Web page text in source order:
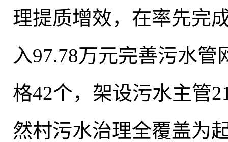
理提质增效， 在率先完
入97.78万元完善污水管
格42个，架设污水主管
然村污水治理全覆盖为